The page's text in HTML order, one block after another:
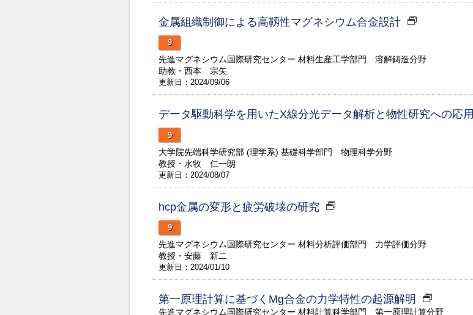
金属組織制御による高靱性マグネシウム合金設計
9
先進マグネシウム国際研究センター 材料生産工学部門 溶解鋳造分野
助教・西本 宗矢
更新日：2024/09/06
データ駆動科学を用いたX線分光データ解析と物性研究への応用
9
大学院先端科学研究部 (理学系) 基礎科学部門 物理科学分野
教授・水牧 仁一朗
更新日：2024/08/07
hcp金属の変形と疲労破壊の研究
9
先進マグネシウム国際研究センター 材料分析評価部門 力学評価分野
教授・安藤 新二
更新日：2024/01/10
第一原理計算に基づくMg合金の力学特性の起源解明
先進マグネシウム国際研究センター 材料計算科学部門 第一原理計算分野